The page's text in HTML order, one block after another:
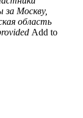
Москву,
область
Add to